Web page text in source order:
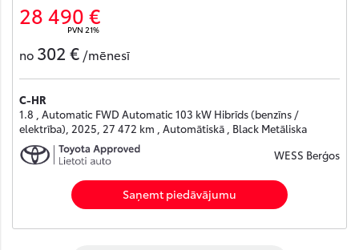
28 490 €
PVN 21%
no 302 € /mēnesī
C-HR
1.8 , Automatic FWD Automatic 103 kW Hibrīds (benzīns /
elektrība), 2025, 27 472 km , Automātiskā , Black Metāliska
WESS Berģos
Saņemt piedāvājumu